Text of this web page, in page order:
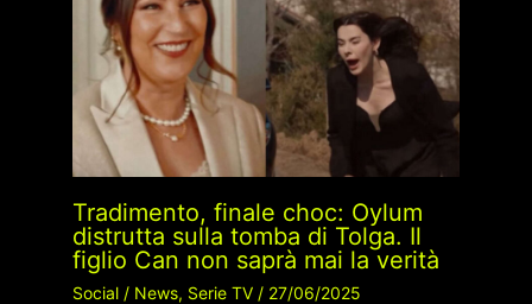
Tradimento, finale choc: Oylum
distrutta sulla tomba di Tolga. Il
figlio Can non saprà mai la verità
Social/ News, Serie TV/ 27/06/2025